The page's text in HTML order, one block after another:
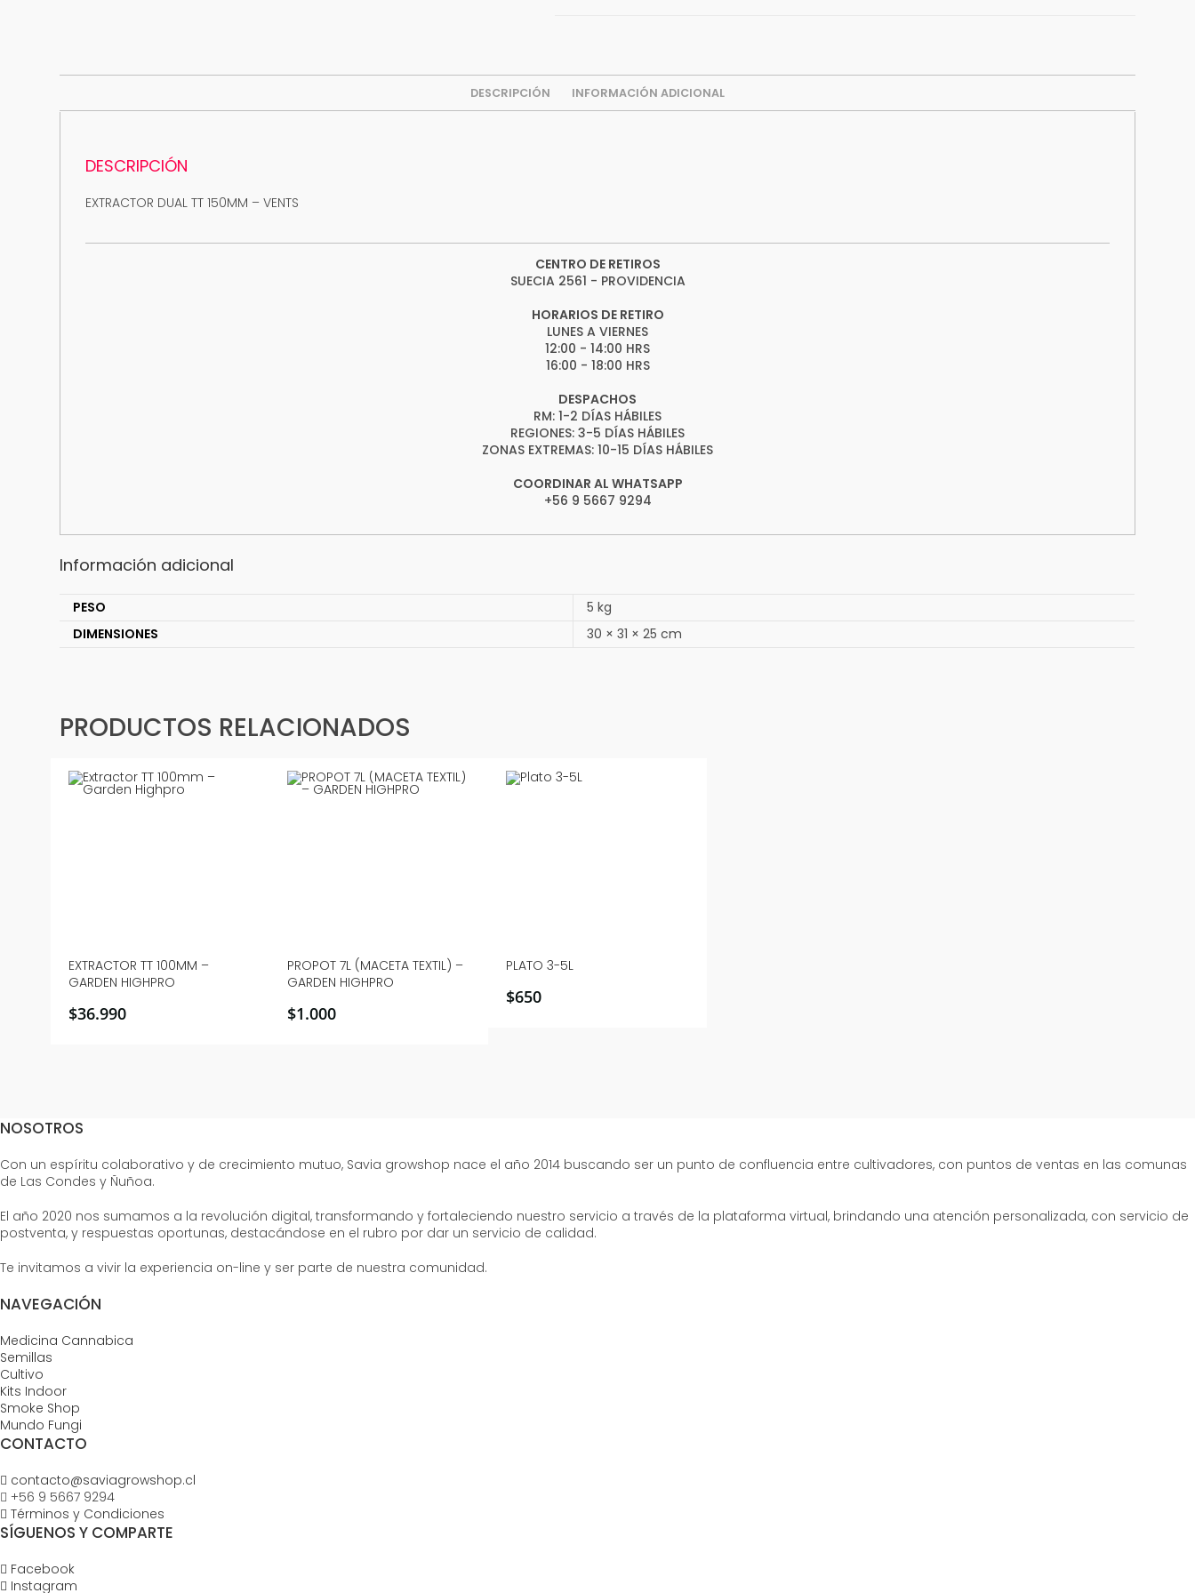
DESCRIPCIÓN INFORMACIÓN ADICIONAL
DESCRIPCIÓN
EXTRACTOR DUAL TT 150MM – VENTS
CENTRO DE RETIROS
SUECIA 2561 - PROVIDENCIA
HORARIOS DE RETIRO
LUNES A VIERNES
12:00 - 14:00 HRS
16:00 - 18:00 HRS
DESPACHOS
RM: 1-2 DÍAS HÁBILES
REGIONES: 3-5 DÍAS HÁBILES
ZONAS EXTREMAS: 10-15 DÍAS HÁBILES
COORDINAR AL WHATSAPP
+56 9 5667 9294
Información adicional
PESO
5 kg
DIMENSIONES
30 × 31 × 25 cm
PRODUCTOS RELACIONADOS
EXTRACTOR TT 100MM –
GARDEN HIGHPRO
$36.990
PROPOT 7L (MACETA TEXTIL) –
GARDEN HIGHPRO
$1.000
PLATO 3-5L
$650
NOSOTROS
Con un espíritu colaborativo y de crecimiento mutuo, Savia growshop nace el año 2014 buscando ser un punto de confluencia entre cultivadores, con puntos de ventas en las comunas
de Las Condes y Ñuñoa.
El año 2020 nos sumamos a la revolución digital, transformando y fortaleciendo nuestro servicio a través de la plataforma virtual, brindando una atención personalizada, con servicio de
postventa, y respuestas oportunas, destacándose en el rubro por dar un servicio de calidad.
Te invitamos a vivir la experiencia on-line y ser parte de nuestra comunidad.
NAVEGACIÓN
Medicina Cannabica
Semillas
Cultivo
Kits Indoor
Smoke Shop
Mundo Fungi
CONTACTO
contacto@saviagrowshop.cl
+56 9 5667 9294
Términos y Condiciones
SÍGUENOS Y COMPARTE
Facebook
Instagram